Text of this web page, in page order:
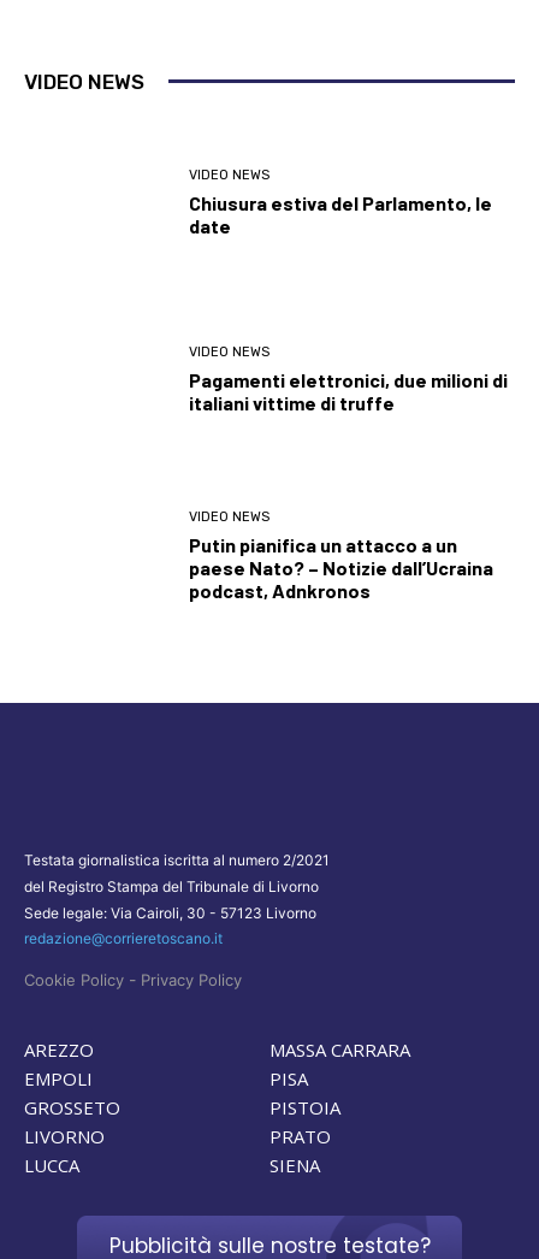
VIDEO NEWS
VIDEO NEWS
Chiusura estiva del Parlamento, le
date
VIDEO NEWS
Pagamenti elettronici, due milioni di
italiani vittime di truffe
VIDEO NEWS
Putin pianifica un attacco a un
paese Nato? – Notizie dall’Ucraina
podcast, Adnkronos
Testata giornalistica iscritta al numero 2/2021
del Registro Stampa del Tribunale di Livorno
Sede legale: Via Cairoli, 30 - 57123 Livorno
redazione@corrieretoscano.it
Cookie Policy - Privacy Policy
AREZZO
EMPOLI
GROSSETO
LIVORNO
LUCCA
MASSA CARRARA
PISA
PISTOIA
PRATO
SIENA
Pubblicità sulle nostre testate?